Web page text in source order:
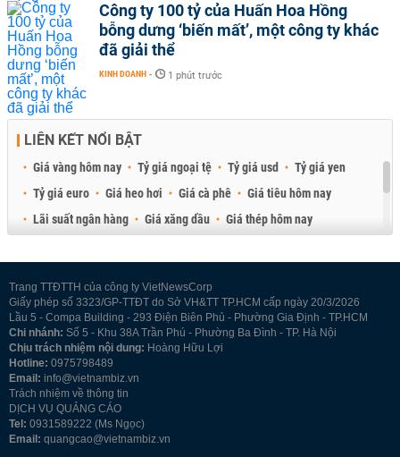
Công ty 100 tỷ của Huấn Hoa Hồng
bỗng dưng ‘biến mất’, một công ty khác
đã giải thể
KINH DOANH - 1 phút trước
LIÊN KẾT NỔI BẬT
Giá vàng hôm nay Tỷ giá ngoại tệ Tỷ giá usd
Tỷ giá yen
Tỷ giá euro
Giá heo hơi Giá cà phê
Giá tiêu hôm nay
Lãi suất ngân hàng
Giá xăng dầu
Giá thép hôm nay
Trang TTĐTTH của công ty VietNewsCorp
Giấy phép số 3323/GP-TTĐT do Sở VH&TT TP.HCM cấp ngày 20/3/2026
Lầu 5 - Compa Building - 293 Điện Biên Phủ - Phường Gia Định - TP.HCM
Chi nhánh: Số 5 - Khu 38A Trần Phú - Phường Ba Đình - TP. Hà Nội
Chịu trách nhiệm nội dung: Hoàng Hữu Lợi
Hotline: 0975798489
Email: info@vietnambiz.vn
Trách nhiệm về thông tin
DỊCH VỤ QUẢNG CÁO
Tel: 0931589222 (Ms Ngọc)
Email: quangcao@vietnambiz.vn